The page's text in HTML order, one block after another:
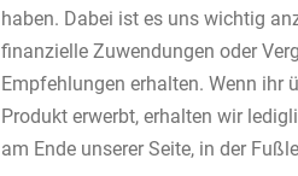
haben. Dabei ist es uns wichtig
finanzielle Zuwendungen oder
Empfehlungen erhalten. Wenn ihr
Produkt erwerbt, erhalten wir
am Ende unserer Seite, in der